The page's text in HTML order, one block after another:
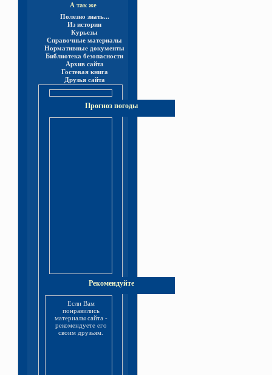
А так же
Полезно знать...
Из истории
Курьезы
Справочные материалы
Нормативные документы
Библиотека безопасности
Архив сайта
Гостевая книга
Друзья сайта
Прогноз погоды
Рекомендуйте
Если Вам
понравились
материалы сайта -
рекомендуете его
своим друзьям.